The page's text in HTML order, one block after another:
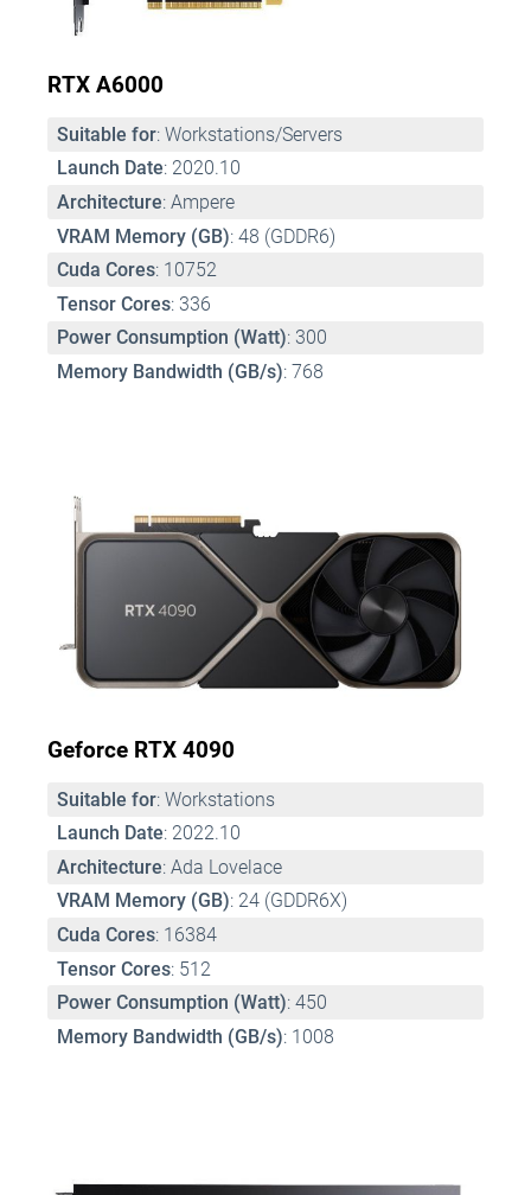
RTX A6000
Suitable for: Workstations/Servers
Launch Date: 2020.10
Architecture: Ampere
VRAM Memory (GB): 48 (GDDR6)
Cuda Cores: 10752
Tensor Cores: 336
Power Consumption (Watt): 300
Memory Bandwidth (GB/s): 768
Geforce RTX 4090
Suitable for: Workstations
Launch Date: 2022.10
Architecture: Ada Lovelace
VRAM Memory (GB): 24 (GDDR6X)
Cuda Cores: 16384
Tensor Cores: 512
Power Consumption (Watt): 450
Memory Bandwidth (GB/s): 1008